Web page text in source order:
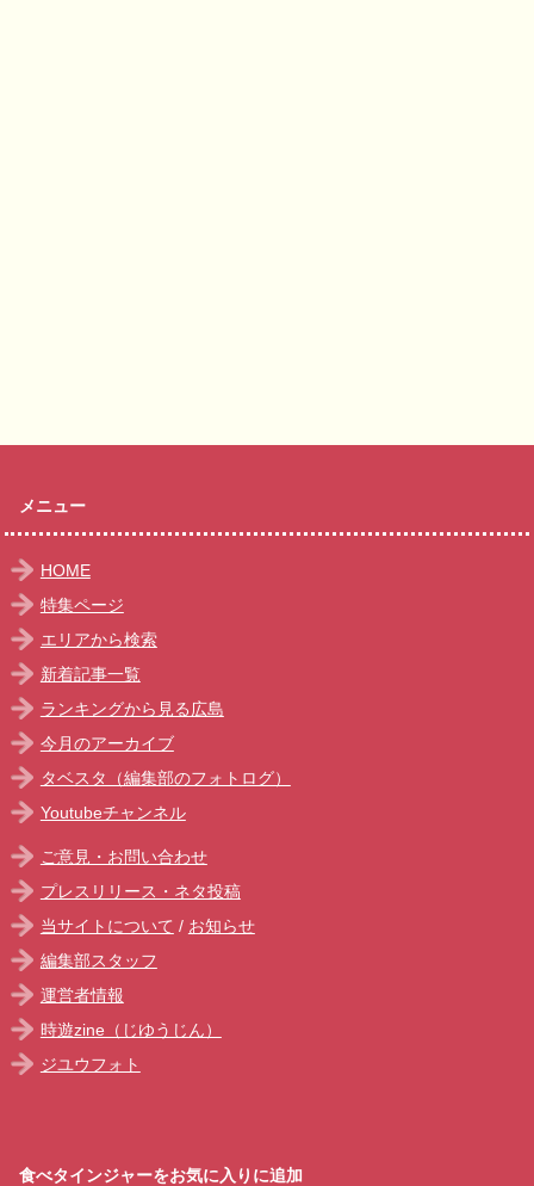
メニュー
HOME
特集ページ
エリアから検索
新着記事一覧
ランキングから見る広島
今月のアーカイブ
タベスタ（編集部のフォトログ）
Youtubeチャンネル
ご意見・お問い合わせ
プレスリリース・ネタ投稿
当サイトについて / お知らせ
編集部スタッフ
運営者情報
時遊zine（じゆうじん）
ジユウフォト
食べタインジャーをお気に入りに追加